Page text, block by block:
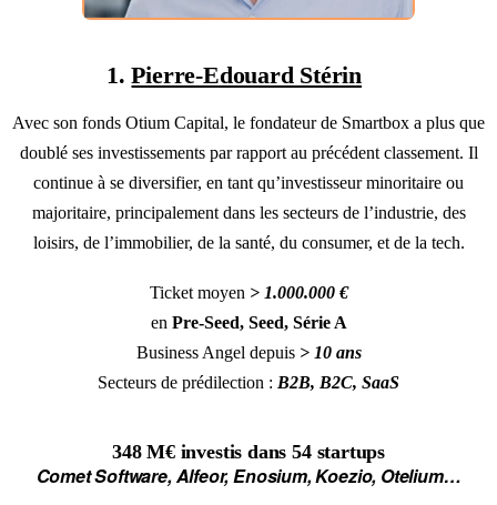
1.Pierre-Edouard Stérin
Avec son fonds Otium Capital, le fondateur de Smartbox a plus que
doublé ses investissements par rapport au précédent classement. Il
continue à se diversifier, en tant qu’investisseur minoritaire ou
majoritaire, principalement dans les secteurs de l’industrie, des
loisirs, de l’immobilier, de la santé, du consumer, et de la tech.
Ticket moyen > 1.000.000 €
en Pre-Seed, Seed, Série A
Business Angel depuis > 10 ans
Secteurs de prédilection : B2B, B2C, SaaS
348 M€ investis dans54 startups
Comet Software, Alfeor, Enosium, Koezio, Otelium…